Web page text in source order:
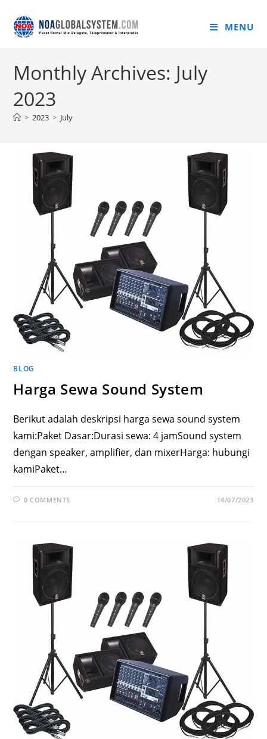
MENU
Monthly Archives: July
2023
> 2023 > July
BLOG
Harga Sewa Sound System
Berikut adalah deskripsi harga sewa sound system
kami:Paket Dasar:Durasi sewa: 4 jamSound system
dengan speaker, amplifier, dan mixerHarga: hubungi
kamiPaket…
0 COMMENTS 14/07/2023